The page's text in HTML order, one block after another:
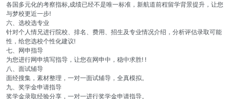
各国多元化的考察指标,成绩已经不是唯一标准，新航道前程留学背景提升，让您
与梦校更近一步!
六、选校选专业
针对个人情兄进行院校、排名、费用、招生及专业情况介绍，分析评估录取可能
性，给您选校个性化建议!
七、网申指导
为您进行网申填写指导，让您在网申中，稳中求胜! !
八、面试辅导
面经搜集，素材整理，一对一面试辅导，全真模拟。
九、奖学金申请指导
奖学金录取经验分享，一对一进行奖学金申请指导。